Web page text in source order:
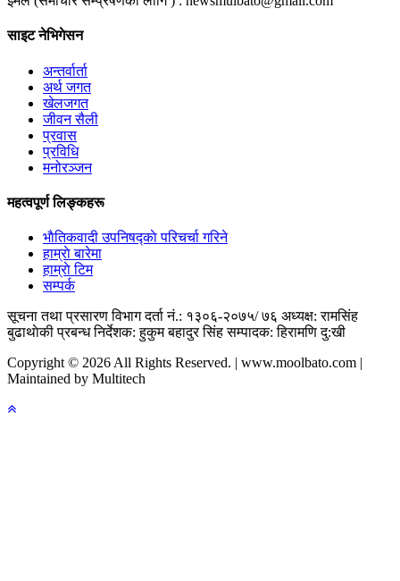
साइट नेभिगेसन
अन्तर्वार्ता
अर्थ जगत
खेलजगत
जीवन सैली
प्रवास
प्रविधि
मनोरञ्जन
महत्वपूर्ण लिङ्कहरू
भाैतिकवादी उपनिषद्काे परिचर्चा गरिने
हाम्राे बारेमा
हाम्राे टिम
सम्पर्क
सूचना तथा प्रसारण विभाग दर्ता नं.: १३०६-२०७५/ ७६ अध्यक्ष: रामसिंह
बुढाथाेकी प्रबन्ध निर्देशक: हुकुम बहादुर सिंह सम्पादक: हिरामणि दु:खी
Copyright © 2026 All Rights Reserved. | www.moolbato.com |
Maintained by Multitech